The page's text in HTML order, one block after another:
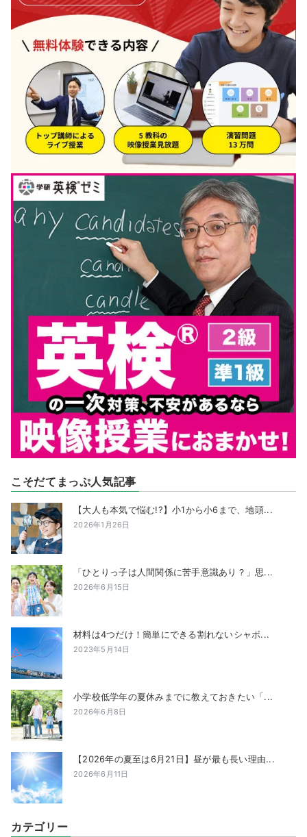
こそだてまっぷ人気記事
【大人も本気で悩む!?】小1から小6まで、地頭...
2026年1月26日
「ひとりっ子は人間関係に苦手意識あり？」思...
2026年6月15日
材料は4つだけ！簡単にできる割れないシャボ...
2023年5月14日
小学校低学年の夏休みまでに教えておきたい「...
2026年6月8日
【2026年の夏至は6月21日】昼が最も長い理由...
2026年6月11日
カテゴリー